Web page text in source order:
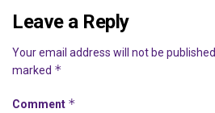
Leave a Reply
Your email address will not be published.
marked *
Comment *